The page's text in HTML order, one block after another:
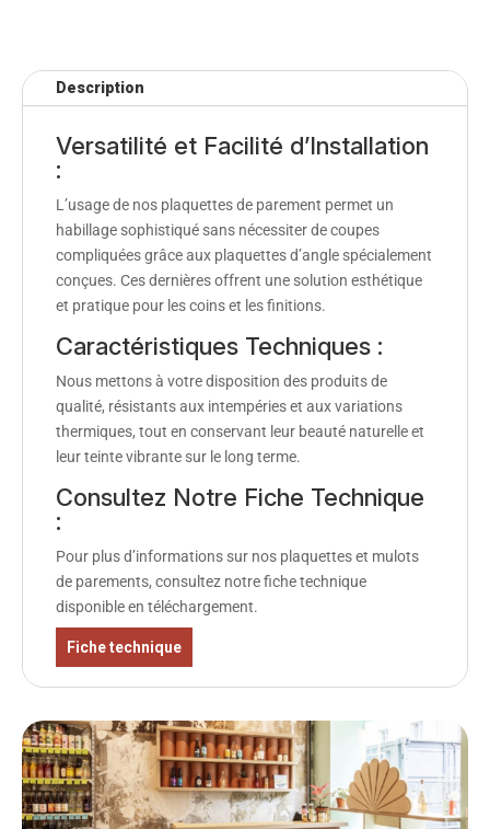
Description
Versatilité et Facilité d’Installation
:
L’usage de nos plaquettes de parement permet un
habillage sophistiqué sans nécessiter de coupes
compliquées grâce aux plaquettes d’angle spécialement
conçues. Ces dernières offrent une solution esthétique
et pratique pour les coins et les finitions.
Caractéristiques Techniques :
Nous mettons à votre disposition des produits de
qualité, résistants aux intempéries et aux variations
thermiques, tout en conservant leur beauté naturelle et
leur teinte vibrante sur le long terme.
Consultez Notre Fiche Technique
:
Pour plus d’informations sur nos plaquettes et mulots
de parements, consultez notre fiche technique
disponible en téléchargement.
Fiche technique